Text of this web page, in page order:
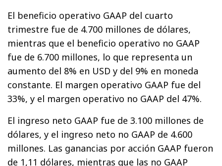
El beneficio operativo GAAP del cuarto
trimestre fue de 4.700 millones de dólares,
mientras que el beneficio operativo no GAAP
fue de 6.700 millones, lo que representa un
aumento del 8% en USD y del 9% en moneda
constante. El margen operativo GAAP fue del
33%, y el margen operativo no GAAP del 47%.
El ingreso neto GAAP fue de 3.100 millones de
dólares, y el ingreso neto no GAAP de 4.600
millones. Las ganancias por acción GAAP fueron
de 1,11 dólares, mientras que las no GAAP